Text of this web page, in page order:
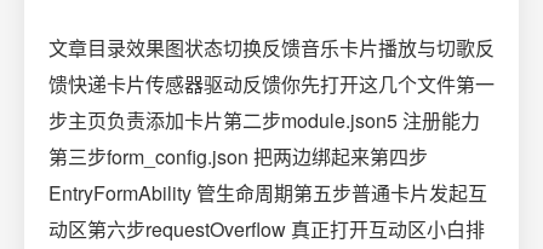
文章目录效果图状态切换反馈音乐卡片播放与切歌反
馈快递卡片传感器驱动反馈你先打开这几个文件第一
步主页负责添加卡片第二步module.json5 注册能力
第三步form_config.json 把两边绑起来第四步
EntryFormAbility 管生命周期第五步普通卡片发起互
动区第六步requestOverflow 真正打开互动区小白排